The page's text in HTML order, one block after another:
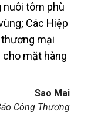
nuôi tôm phù
Các Hiệp
mại
mặt hàng
Sao Mai
Công Thương